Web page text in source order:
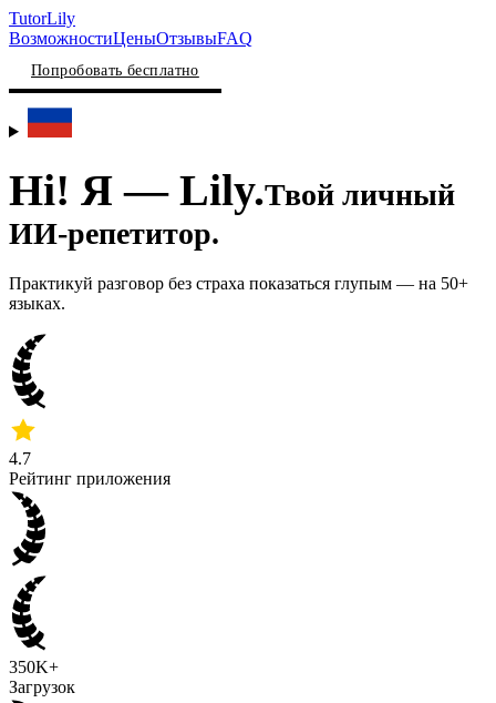
TutorLily
ВозможностиЦеныОтзывыFAQ
Попробовать бесплатно
Hi! Я — Lily.Твой личный
ИИ-репетитор.
Практикуй разговор без страха показаться глупым — на 50+
языках.
4.7
Рейтинг приложения
350K+
Загрузок